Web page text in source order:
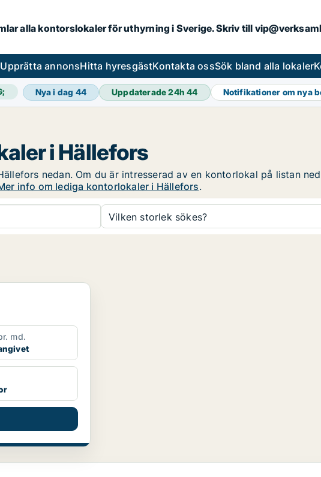
alla kontorslokaler för uthyrning i Sverige. Skriv till
Upprätta annonsHitta hyresgästKontakta ossSök bland alla lokaler
Nya i dag 44 Uppdaterade 24h44 Notifikationer om nya
i Hällefors
nedan. Om du är intresserad av en kontorlokal på listan
info om lediga kontorlokaler i Hällefors.
Vilken storlek sökes?
md.